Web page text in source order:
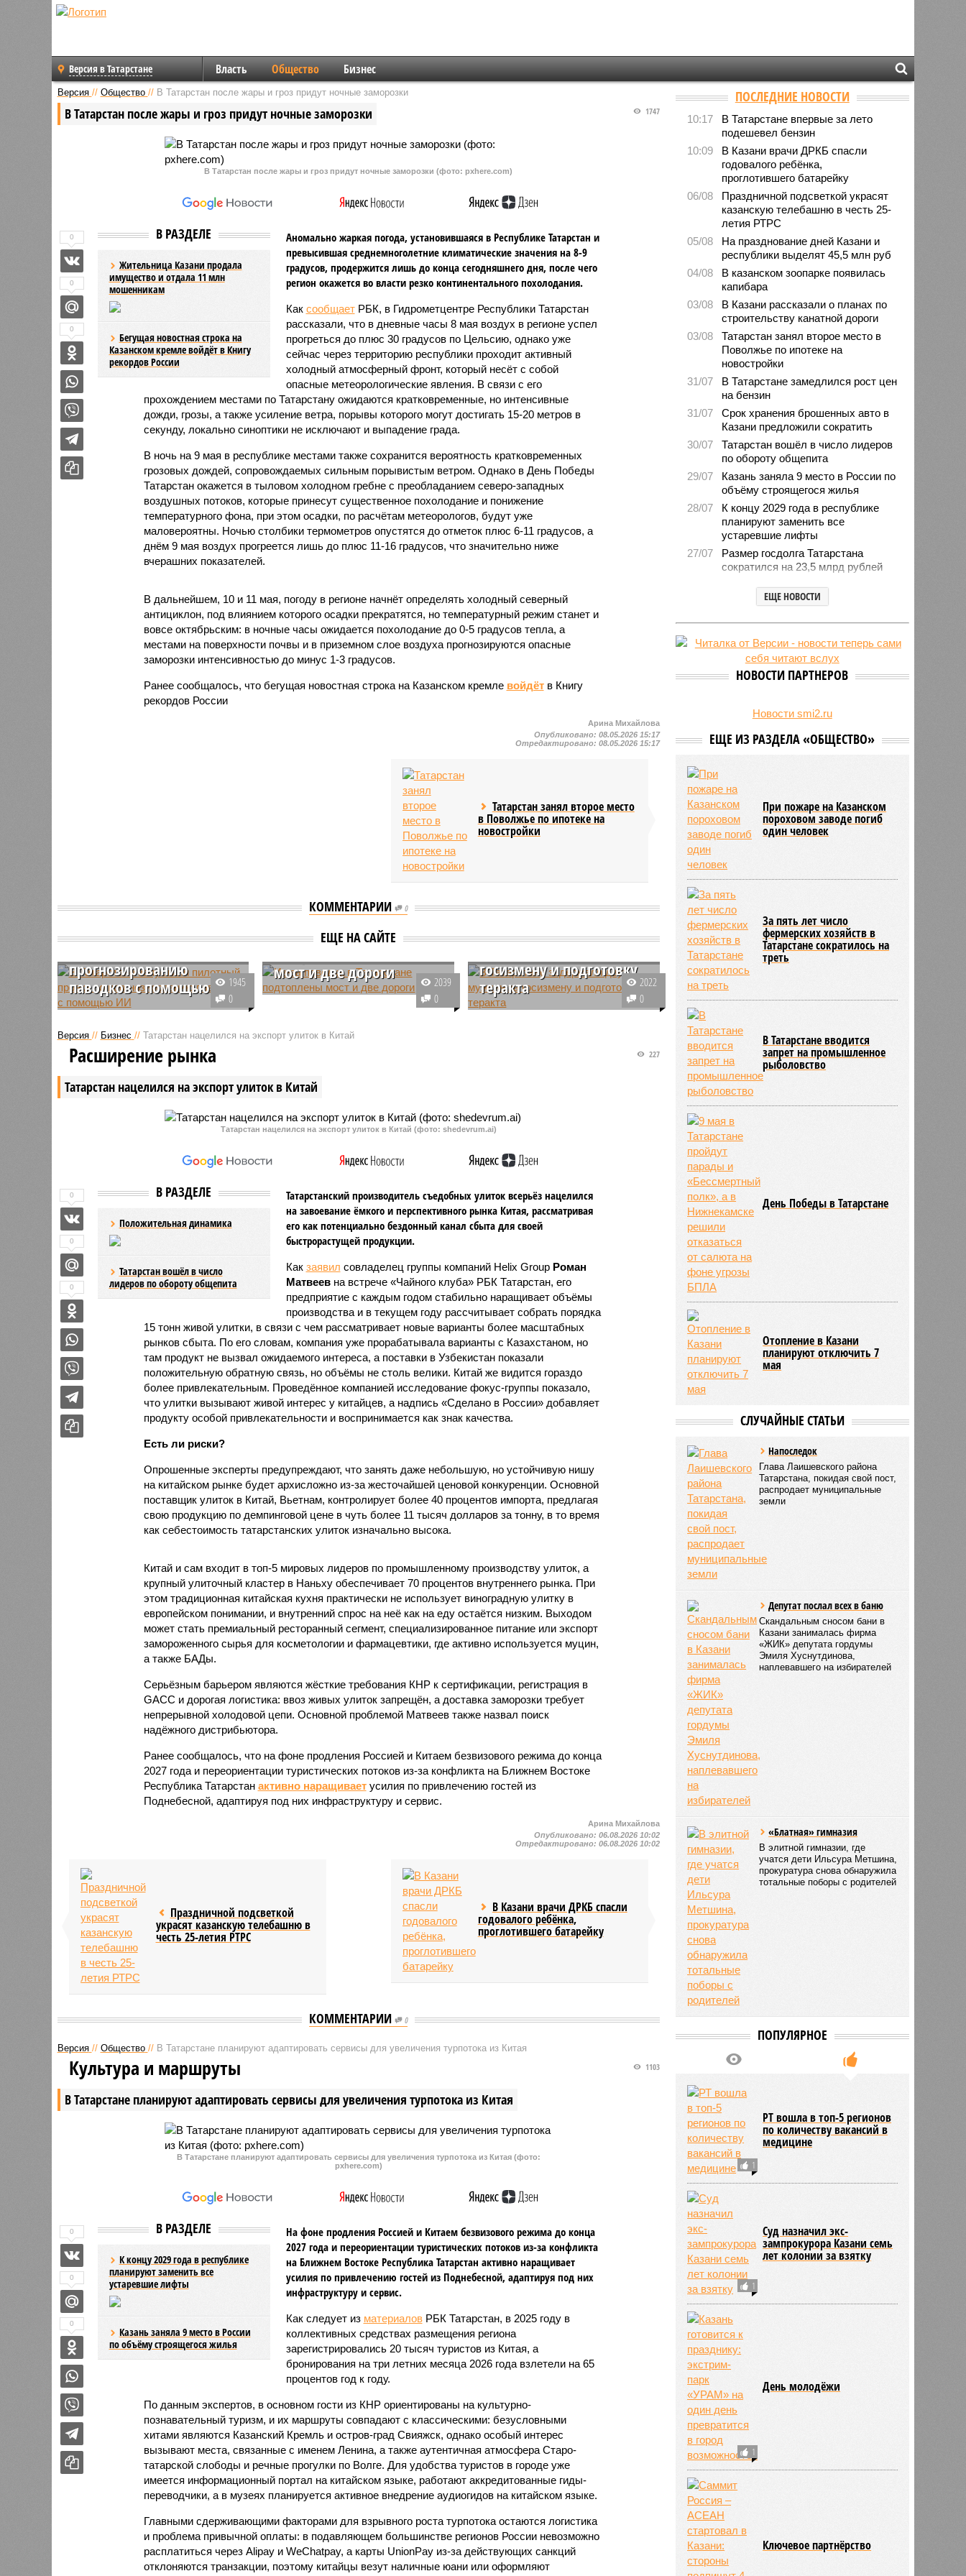
Версия в Татарстане Власть Общество Бизнес
Версия // Общество // В Татарстан после жары и гроз придут ночные заморозки
В Татарстан после жары и гроз придут ночные заморозки 1747
В Татарстан после жары и гроз придут ночные заморозки (фото: pxhere.com)
В РАЗДЕЛЕ
Жительница Казани продала
имущество и отдала 11 млн
мошенникам
Бегущая новостная строка на
Казанском кремле войдёт в Книгу
рекордов России
Аномально жаркая погода, установившаяся в Республике Татарстан и
превысившая среднемноголетние климатические значения на 8-9
градусов, продержится лишь до конца сегодняшнего дня, после чего
регион окажется во власти резко континентального похолодания.
Как сообщаетРБК, в Гидрометцентре Республики Татарстан
рассказали, что в дневные часы 8 мая воздух в регионе успел
прогреться до плюс 30 градусов по Цельсию, однако уже
сейчас через территорию республики проходит активный
холодный атмосферный фронт, который несёт с собой
опасные метеорологические явления. В связи с его
прохождением местами по Татарстану ожидаются кратковременные, но интенсивные
дожди, грозы, а также усиление ветра, порывы которого могут достигать 15-20 метров в
секунду, локально синоптики не исключают и выпадение града.
В ночь на 9 мая в республике местами также сохранится вероятность кратковременных
грозовых дождей, сопровождаемых сильным порывистым ветром. Однако в День Победы
Татарстан окажется в тыловом холодном гребне с преобладанием северо-западных
воздушных потоков, которые принесут существенное похолодание и понижение
температурного фона, при этом осадки, по расчётам метеорологов, будут уже
маловероятны. Ночью столбики термометров опустятся до отметок плюс 6-11 градусов, а
днём 9 мая воздух прогреется лишь до плюс 11-16 градусов, что значительно ниже
вчерашних показателей.
В дальнейшем, 10 и 11 мая, погоду в регионе начнёт определять холодный северный
антициклон, под влиянием которого осадки прекратятся, но температурный режим станет и
вовсе октябрьским: в ночные часы ожидается похолодание до 0-5 градусов тепла, а
местами на поверхности почвы и в приземном слое воздуха прогнозируются опасные
заморозки интенсивностью до минус 1-3 градусов.
Ранее сообщалось, что бегущая новостная строка на Казанском кремле войдётв Книгу
рекордов России
0
0
0
Арина Михайлова
Опубликовано:08.05.2026 15:17
Отредактировано:08.05.2026 15:17
Татарстан занял второе место
в Поволжье по ипотеке на
новостройки
КОММЕНТАРИИ 0
ЕЩЕ НА САЙТЕ
В Татарстане запустили
прогнозированию
паводков с помощью ИИ
В МЧС России по Республике
пилотный проект системы
мониторинга и прогнозирования
паводковых угроз, основанной на
использовании технологий
1945
0
Из-за паводка в
мост и две дороги
В МЧС по Республике Татарстан
сообщили о подтоплении дорог и
Казанке, по подсчётам
2039
0
В Татарстане задержали
госизмену и подготовку
теракта
Согласно данным УФСБ России
2022
0
Версия // Бизнес // Татарстан нацелился на экспорт улиток в Китай
Татарстан нацелился на экспорт улиток в Китай
227
Расширение рынка
Татарстан нацелился на экспорт улиток в Китай (фото: shedevrum.ai)
В РАЗДЕЛЕ
Положительная динамика
Татарстан вошёл в число
лидеров по обороту общепита
Татарстанский производитель съедобных улиток всерьёз нацелился
на завоевание ёмкого и перспективного рынка Китая, рассматривая
его как потенциально бездонный канал сбыта для своей
быстрорастущей продукции.
Как заявил совладелец группы компаний Helix Group Роман
Матвеевна встрече «Чайного клуба» РБК Татарстан, его
предприятие с каждым годом стабильно наращивает объёмы
производства и в текущем году рассчитывает собрать порядка
15 тонн живой улитки, в связи с чем рассматривает новые варианты более масштабных
рынков сбыта. По его словам, компания уже прорабатывала варианты с Казахстаном, но
там продукт не вызвал ожидаемого интереса, а поставки в Узбекистан показали
положительную обратную связь, но объёмы не столь велики. Китай же видится гораздо
более привлекательным. Проведённое компанией исследование фокус-группы показало,
что улитки вызывают живой интерес у китайцев, а надпись «Сделано в России» добавляет
продукту особой привлекательности и воспринимается как знак качества.
Есть ли риски?
Опрошенные эксперты предупреждают, что занять даже небольшую, но устойчивую нишу
на китайском рынке будет архисложно из-за жесточайшей ценовой конкуренции. Основной
поставщик улиток в Китай, Вьетнам, контролирует более 40 процентов импорта, предлагая
свою продукцию по демпинговой цене в чуть более 11 тысяч долларов за тонну, в то время
как себестоимость татарстанских улиток изначально высока.
Китай и сам входит в топ-5 мировых лидеров по промышленному производству улиток, а
крупный улиточный кластер в Наньху обеспечивает 70 процентов внутреннего рынка. При
этом традиционная китайская кухня практически не использует виноградную улитку в
европейском понимании, и внутренний спрос на неё как на еду остаётся низким. Выходом
может стать премиальный ресторанный сегмент, специализированное питание или экспорт
замороженного сырья для косметологии и фармацевтики, где активно используется муцин,
а также БАДы.
Серьёзным барьером являются жёсткие требования КНР к сертификации, регистрация в
GACC и дорогая логистика: ввоз живых улиток запрещён, а доставка заморозки требует
непрерывной холодовой цепи. Основной проблемой Матвеев также назвал поиск
надёжного дистрибьютора.
Ранее сообщалось, что на фоне продления Россией и Китаем безвизового режима до конца
2027 года и переориентации туристических потоков из-за конфликта на Ближнем Востоке
Республика Татарстан активно наращиваетусилия по привлечению гостей из
Поднебесной, адаптируя под них инфраструктуру и сервис.
0
0
0
Арина Михайлова
Опубликовано:06.08.2026 10:02
Отредактировано:06.08.2026 10:02
Праздничной подсветкой
украсят казанскую телебашню в
честь 25-летия РТРС
В Казани врачи ДРКБ спасли
годовалого ребёнка,
проглотившего батарейку
КОММЕНТАРИИ 0
Версия // Общество // В Татарстане планируют адаптировать сервисы для увеличения турпотока из Китая
В Татарстане планируют адаптировать сервисы для увеличения турпотока из Китая
1103
Культура и маршруты
В Татарстане планируют адаптировать сервисы для увеличения турпотока из Китая (фото:
pxhere.com)
В РАЗДЕЛЕ
К концу 2029 года в республике
планируют заменить все
устаревшие лифты
Казань заняла 9 место в России
по объёму строящегося жилья
На фоне продления Россией и Китаем безвизового режима до конца
2027 года и переориентации туристических потоков из-за конфликта
на Ближнем Востоке Республика Татарстан активно наращивает
усилия по привлечению гостей из Поднебесной, адаптируя под них
инфраструктуру и сервис.
Как следует из материаловРБК Татарстан, в 2025 году в
коллективных средствах размещения региона
зарегистрировались 20 тысяч туристов из Китая, а
бронирования на три летних месяца 2026 года взлетели на 65
процентов год к году.
По данным экспертов, в основном гости из КНР ориентированы на культурно-
познавательный туризм, и их маршруты совпадают с классическими: безусловными
хитами являются Казанский Кремль и остров-град Свияжск, однако особый интерес
вызывают места, связанные с именем Ленина, а также аутентичная атмосфера Старо-
татарской слободы и речные прогулки по Волге. Для удобства туристов в городе уже
имеется информационный портал на китайском языке, работают аккредитованные гиды-
переводчики, а в музеях планируется активное внедрение аудиогидов на китайском языке.
Главными сдерживающими факторами для взрывного роста турпотока остаются логистика
и проблема привычной оплаты: в подавляющем большинстве регионов России невозможно
расплатиться через Alipay и WeChatpay, а карты UnionPay из-за действующих санкций
отклоняются транзакции, поэтому китайцы везут наличные юани или оформляют
0
0
0
ПОСЛЕДНИЕ НОВОСТИ
10:17
В Татарстане впервые за лето
подешевел бензин
10:09
В Казани врачи ДРКБ спасли
годовалого ребёнка,
проглотившего батарейку
06/08
Праздничной подсветкой украсят
казанскую телебашню в честь 25-
летия РТРС
05/08
На празднование дней Казани и
республики выделят 45,5 млн руб
04/08
В казанском зоопарке появилась
капибара
03/08
В Казани рассказали о планах по
строительству канатной дороги
03/08
Татарстан занял второе место в
Поволжье по ипотеке на
новостройки
31/07
В Татарстане замедлился рост цен
на бензин
31/07
Срок хранения брошенных авто в
Казани предложили сократить
30/07
Татарстан вошёл в число лидеров
по обороту общепита
29/07
Казань заняла 9 место в России по
объёму строящегося жилья
28/07
К концу 2029 года в республике
планируют заменить все
устаревшие лифты
27/07
Размер госдолга Татарстана
сократился на 23,5 млрд рублей
Свыше 2,3 млн «квадратов»
нового жилья построили с начала
врезался в дерево и загорелся,
есть погибшие
ЕЩЕ НОВОСТИ
НОВОСТИ ПАРТНЕРОВ
Новости smi2.ru
ЕЩЕ ИЗ РАЗДЕЛА «ОБЩЕСТВО»
При пожаре на Казанском
пороховом заводе погиб
один человек
За пять лет число
фермерских хозяйств в
Татарстане сократилось на
треть
В Татарстане вводится
запрет на промышленное
рыболовство
День Победы в Татарстане
Отопление в Казани
планируют отключить 7
мая
СЛУЧАЙНЫЕ СТАТЬИ
Напоследок
Глава Лаишевского района
Татарстана, покидая свой пост,
распродает муниципальные
земли
Депутат послал всех в баню
Скандальным сносом бани в
Казани занималась фирма
«ЖИК» депутата гордумы
Эмиля Хуснутдинова,
наплевавшего на избирателей
«Блатная» гимназия
В элитной гимназии, где
учатся дети Ильсура Метшина,
прокуратура снова обнаружила
тотальные поборы с родителей
ПОПУЛЯРНОЕ
1
РТ вошла в топ-5 регионов
по количеству вакансий в
медицине
1
Суд назначил экс-
зампрокурора Казани семь
лет колонии за взятку
1
День молодёжи
Ключевое партнёрство